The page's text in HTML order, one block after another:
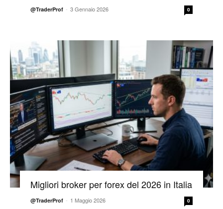
@TraderProf - 3 Gennaio 2026 0
Migliori broker per forex del 2026 in Italia
@TraderProf - 1 Maggio 2026 0